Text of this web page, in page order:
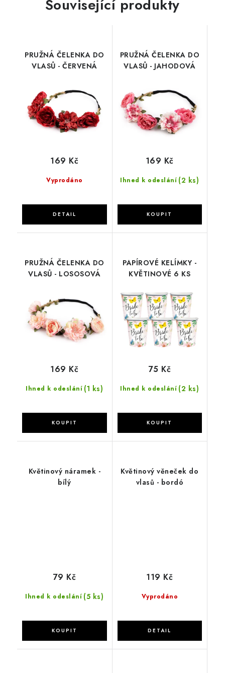
Související produkty
PRUŽNÁ ČELENKA DO
VLASŮ - ČERVENÁ
Vyprodáno
169 Kč
PRUŽNÁ ČELENKA DO
VLASŮ - JAHODOVÁ
Ihned k odeslání (2 ks)
169 Kč
PRUŽNÁ ČELENKA DO
VLASŮ - LOSOSOVÁ
Ihned k odeslání (1 ks)
169 Kč
PAPÍROVÉ KELÍMKY -
KVĚTINOVÉ 6 KS
Ihned k odeslání (2 ks)
75 Kč
Květinový náramek -
bílý
Ihned k odeslání (5 ks)
79 Kč
Květinový věneček do
vlasů - bordó
Vyprodáno
119 Kč